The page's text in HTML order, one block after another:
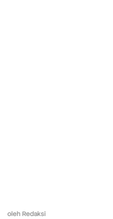
oleh Redaksi